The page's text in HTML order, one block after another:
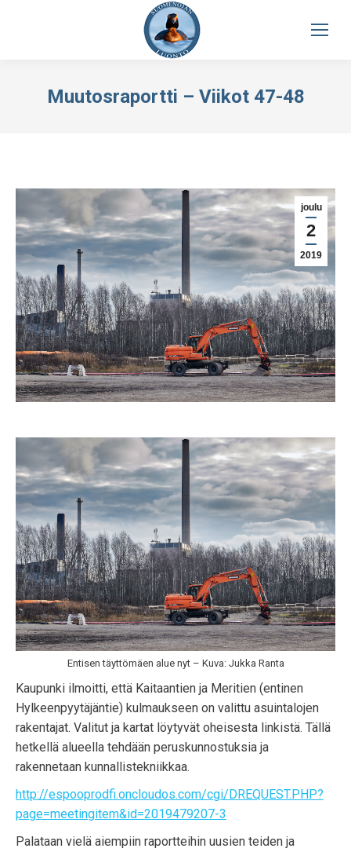
Muutosraportti – Viikot 47-48
joulu
2
2019
Entisen täyttömäen alue nyt – Kuva: Jukka Ranta
Kaupunki ilmoitti, että Kaitaantien ja Meritien (entinen
Hylkeenpyytäjäntie) kulmaukseen on valittu asuintalojen
rakentajat. Valitut ja kartat löytyvät oheisesta linkistä. Tällä
hetkellä alueella tehdään peruskunnostuksia ja
rakennetaan kunnallistekniikkaa.
http://espooprodfi.oncloudos.com/cgi/DREQUEST.PHP?
page=meetingitem&id=2019479207-3
Palataan vielä aiempiin raportteihin uusien teiden ja